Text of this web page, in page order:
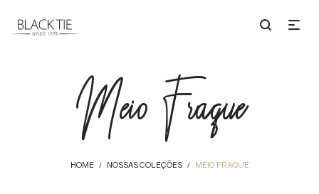
Meio Fraque
HOME / NOSSAS COLEÇÕES / MEIO FRAQUE